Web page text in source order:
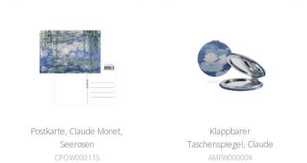
Postkarte, Claude Monet,
Seerosen
CPOW000115
Klappbarer
Taschenspiegel, Claude
Monet, Seerosen im
AMFW000006